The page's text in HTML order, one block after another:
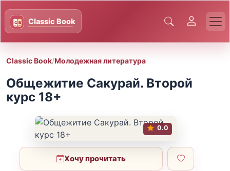
Classic Book/Молодежная литература
Общежитие Сакурай. Второй
курс 18+
0.0
Хочу прочитать